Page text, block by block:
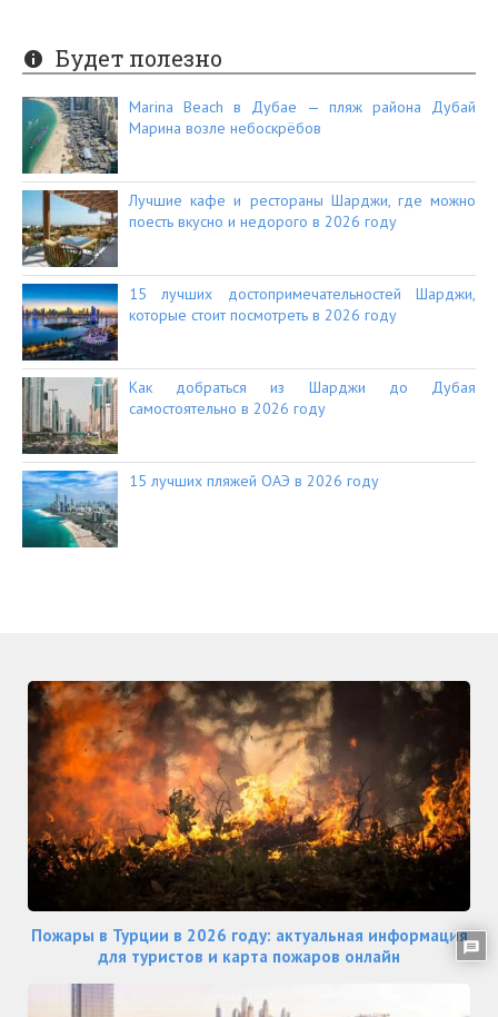
Будет полезно
Marina Beach в Дубае — пляж района Дубай
Марина возле небоскрёбов
Лучшие кафе и рестораны Шарджи, где можно
поесть вкусно и недорого в 2026 году
15 лучших достопримечательностей Шарджи,
которые стоит посмотреть в 2026 году
Как добраться из Шарджи до Дубая
самостоятельно в 2026 году
15 лучших пляжей ОАЭ в 2026 году
Пожары в Турции в 2026 году: актуальная информация
для туристов и карта пожаров онлайн